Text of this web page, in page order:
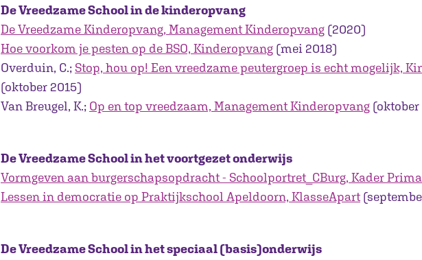
De Vreedzame School in de kinderopvang
De Vreedzame Kinderopvang, Management Kinderopvang (2020)
Hoe voorkom je pesten op de BSO, Kinderopvang (mei 2018)
Overduin, C.; Stop, hou op! Een vreedzame peutergroep is echt mogelijk,
(oktober 2015)
Van Breugel, K.; Op en top vreedzaam, Management Kinderopvang (oktober
De Vreedzame School in het voortgezet onderwijs
Vormgeven aan burgerschapsopdracht - Schoolportret_CBurg, Kader
Lessen in democratie op Praktijkschool Apeldoorn, KlasseApart
De Vreedzame School in het speciaal (basis)onderwijs